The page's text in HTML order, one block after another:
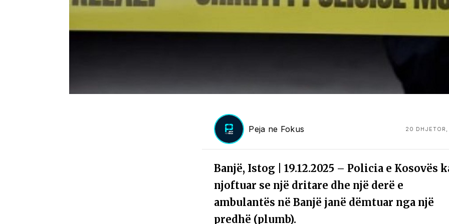
Peja ne Fokus 20
Banjë, Istog | 19.12.2025 – Policia e Kosovës
njoftuar se një dritare dhe një derë e
ambulantës në Banjë janë dëmtuar nga një
predhë (plumb).